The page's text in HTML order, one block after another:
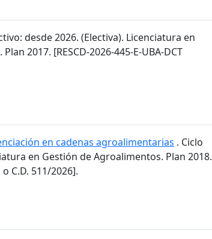
desde 2026. (Electiva). Licenciatura en
2017. [RESCD-2026-445-E-UBA-DCT
en cadenas agroalimentarias . Ciclo
en Gestión de Agroalimentos. Plan 2018.
o C.D. 511/2026].